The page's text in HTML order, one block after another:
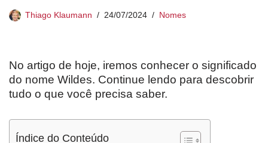
Thiago Klaumann 24/07/2024 Nomes
No artigo de hoje, iremos conhecer o significado
do nome Wildes. Continue lendo para descobrir
tudo o que você precisa saber.
Índice do Conteúdo